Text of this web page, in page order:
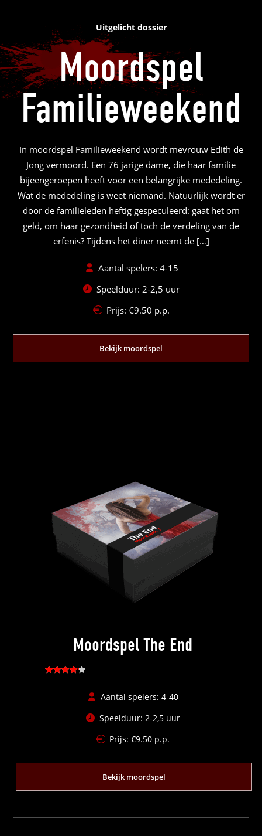
Uitgelicht dossier
Moordspel
Familieweekend
In moordspel Familieweekend wordt mevrouw Edith de
Jong vermoord. Een 76 jarige dame, die haar familie
bijeengeroepen heeft voor een belangrijke mededeling.
Wat de mededeling is weet niemand. Natuurlijk wordt er
door de familieleden heftig gespeculeerd: gaat het om
geld, om haar gezondheid of toch de verdeling van de
erfenis? Tijdens het diner neemt de […]
Aantal spelers: 4-15
Speelduur: 2-2,5 uur
Prijs: €9.50 p.p.
Bekijk moordspel
Moordspel The End
Aantal spelers: 4-40
Speelduur: 2-2,5 uur
Prijs: €9.50 p.p.
Bekijk moordspel